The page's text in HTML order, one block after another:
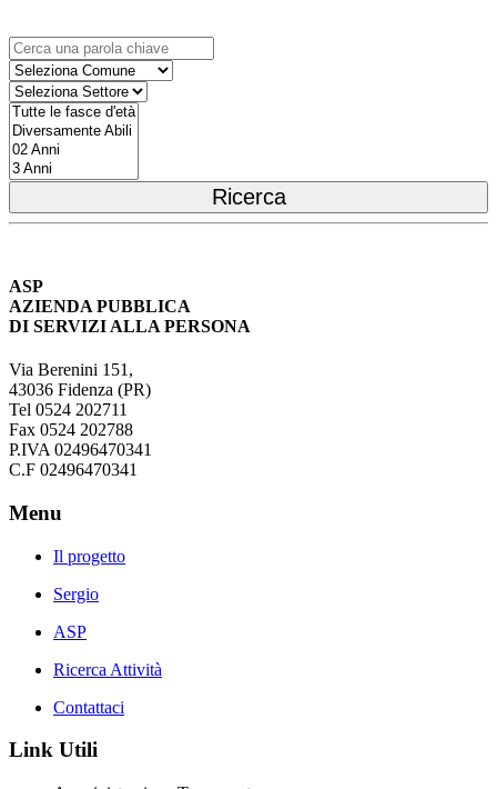
ASP
AZIENDA PUBBLICA
DI SERVIZI ALLA PERSONA
Via Berenini 151,
43036 Fidenza (PR)
Tel 0524 202711
Fax 0524 202788
P.IVA 02496470341
C.F 02496470341
Menu
Il progetto
Sergio
ASP
Ricerca Attività
Contattaci
Link Utili